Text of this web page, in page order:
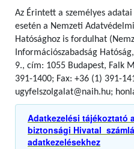
Az Érintett a személyes
esetén a Nemzeti
Hatósághoz is fordulhat
Információszabadság
9., cím: 1055 Budapest, Falk
391-1400; Fax: +36 (1) 391-
ugyfelszolgalat@naih.hu;
Adatkezelési tájékoztató
biztonsági Hivatal
adatkezelésekhez